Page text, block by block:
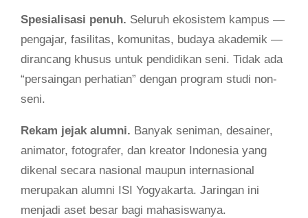
Spesialisasi penuh. Seluruh ekosistem kampus —
pengajar, fasilitas, komunitas, budaya akademik —
dirancang khusus untuk pendidikan seni. Tidak ada
“persaingan perhatian” dengan program studi non-
seni.
Rekam jejak alumni. Banyak seniman, desainer,
animator, fotografer, dan kreator Indonesia yang
dikenal secara nasional maupun internasional
merupakan alumni ISI Yogyakarta. Jaringan ini
menjadi aset besar bagi mahasiswanya.